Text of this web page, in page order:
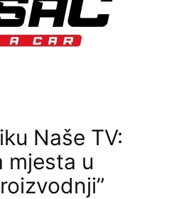
Naše TV:
mjesta u